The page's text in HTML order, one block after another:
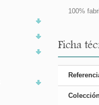
100%
Ficha